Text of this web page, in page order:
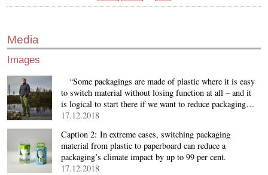
Media
Images
“Some packagings are made of plastic where it is easy
to switch material without losing function at all – and it
is logical to start there if we want to reduce packaging…
17.12.2018
Caption 2: In extreme cases, switching packaging
material from plastic to paperboard can reduce a
packaging’s climate impact by up to 99 per cent.
17.12.2018